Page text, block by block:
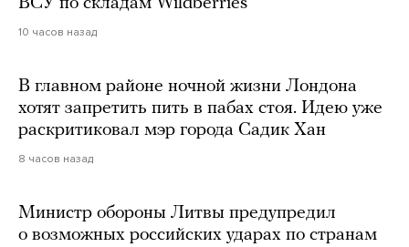
ВСУ по складам Wildberries
10 часов назад
В главном районе ночной жизни Лондона
хотят запретить пить в пабах стоя. Идею уже
раскритиковал мэр города Садик Хан
8 часов назад
Министр обороны Литвы предупредил
о возможных российских ударах по странам